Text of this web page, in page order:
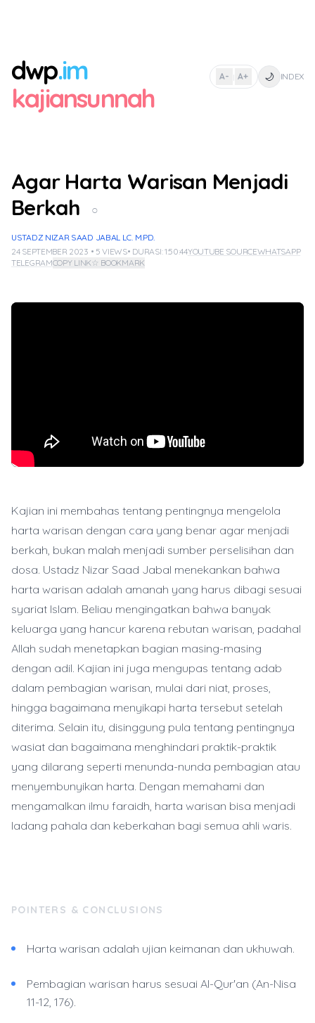
dwp.im
kajiansunnah
A- | A+ 🌙 INDEX
Agar Harta Warisan Menjadi
Berkah
○
USTADZ NIZAR SAAD JABAL LC. M.PD.
24 SEPTEMBER 2023 • 5 VIEWS• DURASI: 1:50:44YOUTUBE SOURCEWHATSAPP
TELEGRAMCOPY LINK☆ BOOKMARK
Kajian ini membahas tentang pentingnya mengelola
harta warisan dengan cara yang benar agar menjadi
berkah, bukan malah menjadi sumber perselisihan dan
dosa. Ustadz Nizar Saad Jabal menekankan bahwa
harta warisan adalah amanah yang harus dibagi sesuai
syariat Islam. Beliau mengingatkan bahwa banyak
keluarga yang hancur karena rebutan warisan, padahal
Allah sudah menetapkan bagian masing-masing
dengan adil. Kajian ini juga mengupas tentang adab
dalam pembagian warisan, mulai dari niat, proses,
hingga bagaimana menyikapi harta tersebut setelah
diterima. Selain itu, disinggung pula tentang pentingnya
wasiat dan bagaimana menghindari praktik-praktik
yang dilarang seperti menunda-nunda pembagian atau
menyembunyikan harta. Dengan memahami dan
mengamalkan ilmu faraidh, harta warisan bisa menjadi
ladang pahala dan keberkahan bagi semua ahli waris.
POINTERS & CONCLUSIONS
Harta warisan adalah ujian keimanan dan ukhuwah.
Pembagian warisan harus sesuai Al-Qur'an (An-Nisa
11-12, 176).